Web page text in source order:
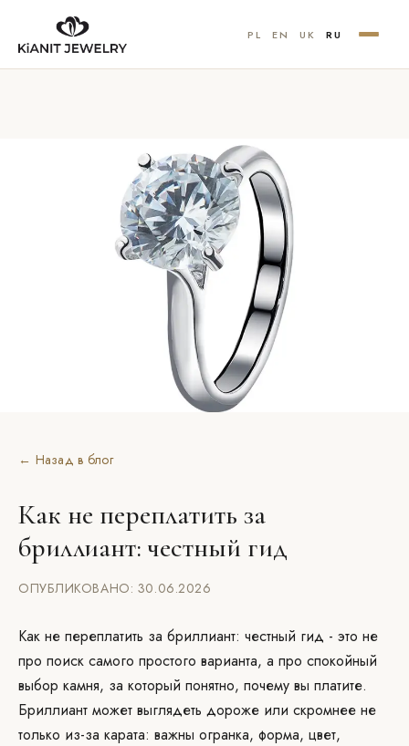
PL EN UK RU
← Назад в блог
Как не переплатить за
бриллиант: честный гид
ОПУБЛИКОВАНО: 30.06.2026
Как не переплатить за бриллиант: честный гид - это не
про поиск самого простого варианта, а про спокойный
выбор камня, за который понятно, почему вы платите.
Бриллиант может выглядеть дороже или скромнее не
только из-за карата: важны огранка, форма, цвет,